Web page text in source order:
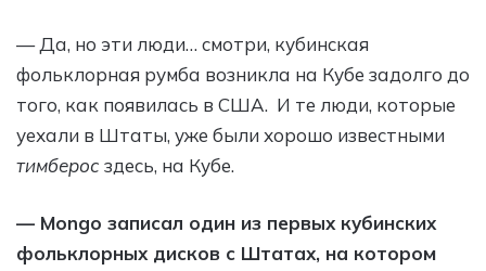
— Да, но эти люди… смотри, кубинская
фольклорная румба возникла на Кубе задолго до
того, как появилась в США. И те люди, которые
уехали в Штаты, уже были хорошо известными
тимберос здесь, на Кубе.
— Mongo записал один из первых кубинских
фольклорных дисков с Штатах, на котором